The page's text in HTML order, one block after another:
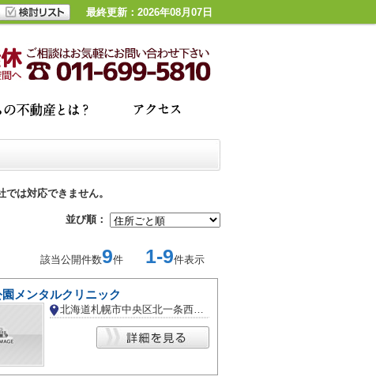
最終更新：2026年08月07日
は対応できません。
並び順：
該当公開件数9件 1-9件表示
園メンタルクリニック
北海道札幌市中央区北一条西２５丁目